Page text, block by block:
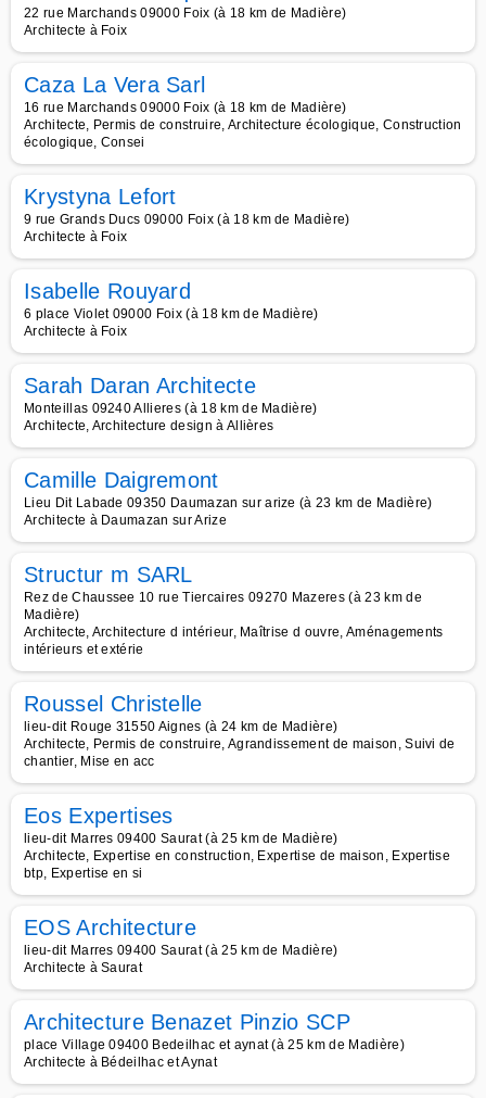
22 rue Marchands 09000 Foix (à 18 km de Madière)
Architecte à Foix
Caza La Vera Sarl
16 rue Marchands 09000 Foix (à 18 km de Madière)
Architecte, Permis de construire, Architecture écologique, Construction
écologique, Consei
Krystyna Lefort
9 rue Grands Ducs 09000 Foix (à 18 km de Madière)
Architecte à Foix
Isabelle Rouyard
6 place Violet 09000 Foix (à 18 km de Madière)
Architecte à Foix
Sarah Daran Architecte
Monteillas 09240 Allieres (à 18 km de Madière)
Architecte, Architecture design à Allières
Camille Daigremont
Lieu Dit Labade 09350 Daumazan sur arize (à 23 km de Madière)
Architecte à Daumazan sur Arize
Structur m SARL
Rez de Chaussee 10 rue Tiercaires 09270 Mazeres (à 23 km de
Madière)
Architecte, Architecture d intérieur, Maîtrise d ouvre, Aménagements
intérieurs et extérie
Roussel Christelle
lieu-dit Rouge 31550 Aignes (à 24 km de Madière)
Architecte, Permis de construire, Agrandissement de maison, Suivi de
chantier, Mise en acc
Eos Expertises
lieu-dit Marres 09400 Saurat (à 25 km de Madière)
Architecte, Expertise en construction, Expertise de maison, Expertise
btp, Expertise en si
EOS Architecture
lieu-dit Marres 09400 Saurat (à 25 km de Madière)
Architecte à Saurat
Architecture Benazet Pinzio SCP
place Village 09400 Bedeilhac et aynat (à 25 km de Madière)
Architecte à Bédeilhac et Aynat